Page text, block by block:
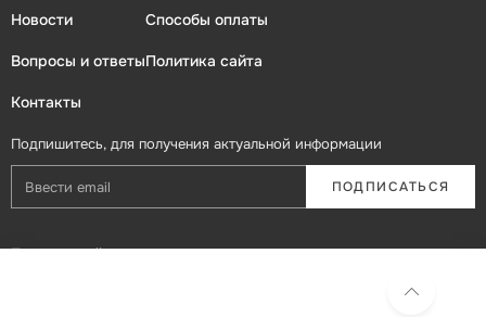
Новости
Вопросы и ответы
Контакты
Способы оплаты
Политика сайта
Подпишитесь, для получения актуальной информации
ПОДПИСАТЬСЯ
Присоединяйтесь в социальных сетях